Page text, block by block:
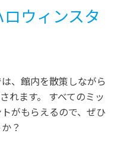
ウィンスタ
、館内を散策しながら
れます。 すべてのミッ
がもらえるので、ぜひ
？